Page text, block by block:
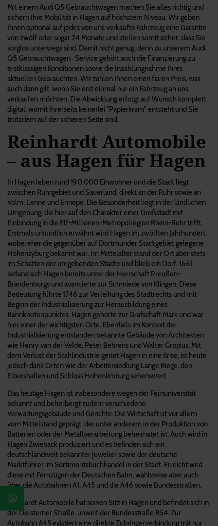
Mit einem Audi Q5 Gebrauchtwagen machen Sie alles richtig und
sichern Ihre Mobilität in Hagen auf höchstem Niveau. Wir geben
Ihnen optional auf jedes von uns verkaufte Fahrzeug eine Garantie
von zwölf oder sogar 24 Monate und stellen somit sicher, dass Sie
sorglos unterwegs sind. Damit nicht genug, denn zu unserem Audi
Q5 Gebrauchtwagen- Service gehört auch die Finanzierung zu
erstklassigen Konditionen sowie die Inzahlungnahme Ihres
aktuellen Gebrauchten. Wir zahlen Ihnen einen fairen Preis, was
auch dann gilt, wenn Sie erst einmal nur ein Fahrzeug an uns
verkaufen möchten. Die Abwicklung erfolgt auf Wunsch komplett
digital, womit Ihrerseits keinerlei "Papierkram" entsteht und Sie
trotzdem auf der sicheren Seite sind.
Reinhardt Automobile
– aus Hagen für Hagen
In Hagen leben rund 190.000 Einwohner und die Stadt liegt
zwischen Ruhrgebiet und Sauerland, direkt an der Ruhr sowie an
Volm, Lenne und Ennepe. Die Besonderheit liegt in der ländlichen
Umgebung, die hier auf den Charakter einer Großstadt mit
Einbindung in die Elf-Millionen-Metropolregion Rhein-Ruhr trifft.
Erstmals urkundlich erwähnt wird Hagen im zwölften Jahrhundert,
wobei eher die gegenüber auf Dortmunder Stadtgebiet gelegene
Hohensyburg bekannt war. Im Mittelalter stand der Ort aber stets
im Schatten der umgebenden Städte und blieb ein Dorf. 1661
befand sich Hagen bereits unter der Herrschaft Preußen-
Brandenburgs und avancierte zur Schmiede von Klingen. Diese
Bedeutung führte 1746 zur Verleihung des Stadtrechts und mit
Beginn der Industrialisierung zur Herausbildung eines
Bahnknotenpunktes. Hagen gehörte zur Grafschaft Mark und war
hier einer der wichtigsten Orte. Ebenfalls im Kontext der
Industrialisierung entstanden bekannte Gebäude von Architekten
wie Henry van der Velde, Peter Behrens und Walter Gropius. Mit
dem Verlust der Stahlindustrie geriet Hagen in eine Krise, ist heute
jedoch dank Orten wie der Arbeitersiedlung Lange Riege, den
Elbershallen und Schloss Hohenlimburg sehenswert.
Das heutige Hagen ist insbesondere wegen der Fernuniversität
bekannt und beherbergt zudem verschiedene
Verwaltungsgebäude und Gerichte. Die Wirtschaft ist vor allem
vom Mittelstand geprägt, der unter anderem in der Produktion von
Batterien oder der Metallverarbeitung beheimatet ist. Auch wird in
Hagen Zwieback produziert und es befinden sich ein
deutschlandweit bekannter Juwelier sowie der deutsche
Marktführer im Sortimentsbuchhandel in der Stadt. Erreicht wird
diese mit Fernzügen der Deutschen Bahn, wahlweise aber auch
über die Autobahnen A1, A45 und die A46 sowie Bundesstraßen.
Reinhardt Automobile hat seinen Sitz in Hagen und befindet sich in
der Delsterner Straße, unweit der Bundesstraße B54. Zur
Autobahn A45 existiert eine direkte Zubringerverbindung mit nur